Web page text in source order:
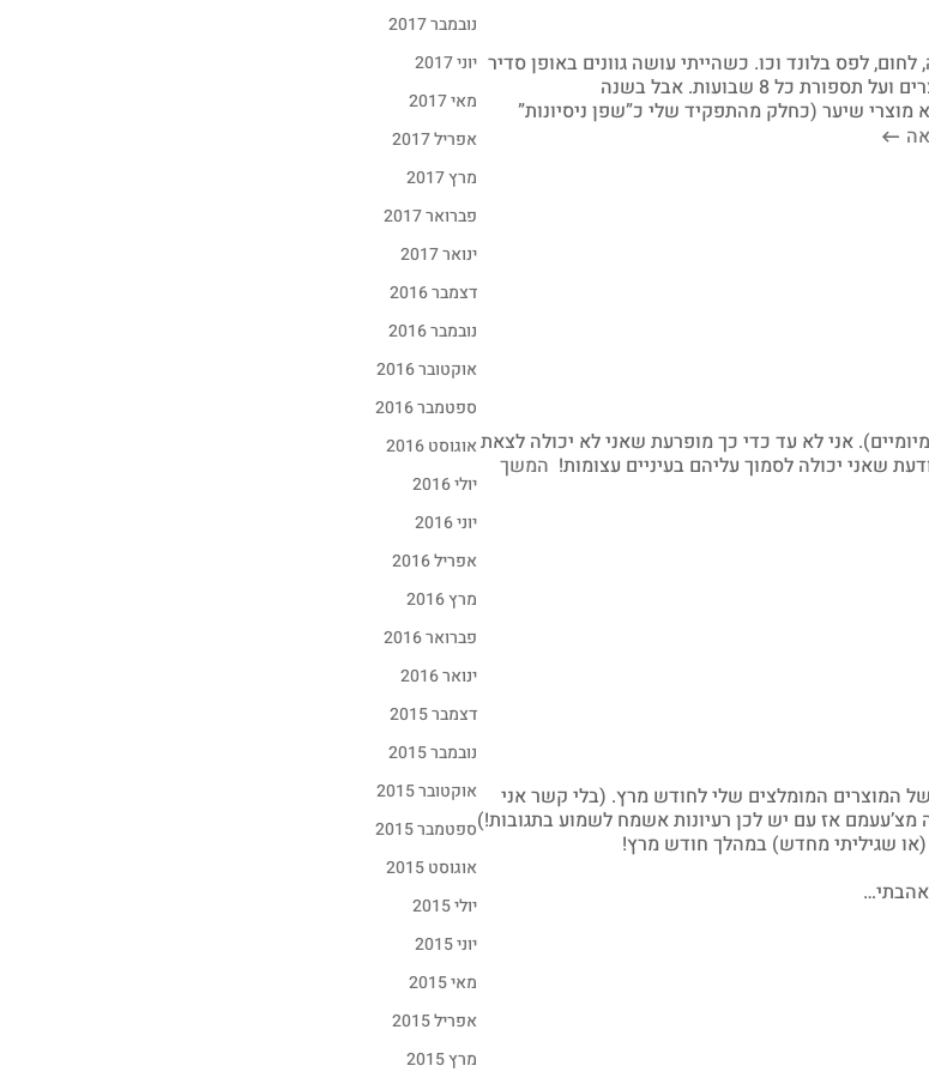
לפס בלונד וכו. כשהייתי עושה גוונים באופן סדיר
ידעתי שמאד חשוב לשמור על השיער והייתי ממש מקפידה על המוצרים ועל תספורת כל 8 שבועות. אבל בשנה
שיער (כחלק מהתפקיד שלי כ”שפן ניסיונות”
אני לא עד כדי כך מופרעת שאני לא יכולה לצאת
שאני יכולה לסמוך עליהם בעיניים עצומות! המשך
המוצרים המומלצים שלי לחודש מרץ. (בלי קשר אני
אז עם יש לכן רעיונות אשמח לשמוע בתגובות!)
(או שגיליתי מחדש) במהלך חודש מרץ!
נובמבר 2017
יוני 2017
מאי 2017
אפריל 2017
מרץ 2017
פברואר 2017
ינואר 2017
דצמבר 2016
נובמבר 2016
אוקטובר 2016
ספטמבר 2016
אוגוסט 2016
יולי 2016
יוני 2016
אפריל 2016
מרץ 2016
פברואר 2016
ינואר 2016
דצמבר 2015
נובמבר 2015
אוקטובר 2015
ספטמבר 2015
אוגוסט 2015
יולי 2015
יוני 2015
מאי 2015
אפריל 2015
מרץ 2015